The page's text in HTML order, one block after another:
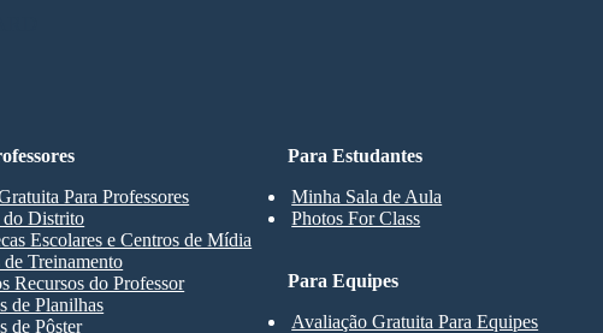
Para Estudantes
Minha Sala de Aula
Photos For Class
Para Professores
do Distrito
Escolares e Centros de Mídia
de Treinamento
Recursos do Professor
de Planilhas
de Pôster
Para Equipes
Avaliação Gratuita Para Equipes